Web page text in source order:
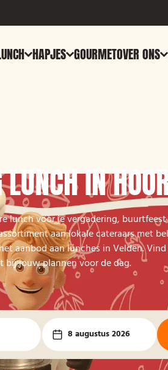
HAPJES GOURMETOVER ONS
IN
lunch voor je vergadering,
aan lokale cateraars met
aanbod aan lunches in Velden.
bij jouw plannen voor de dag.
8 augustus 2026